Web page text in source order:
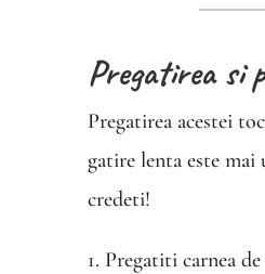
Pregatirea si
Pregatirea acestei
gatire lenta este mai
credeti!
1. Pregatiti carnea